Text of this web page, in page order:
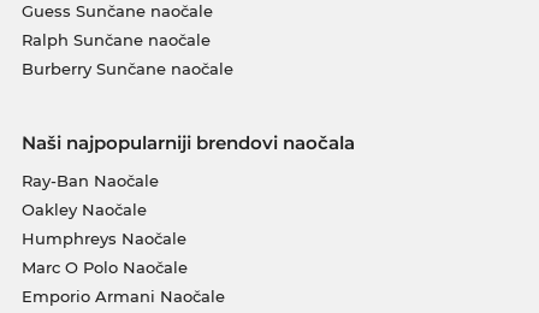
Guess Sunčane naočale
Ralph Sunčane naočale
Burberry Sunčane naočale
Naši najpopularniji brendovi naočala
Ray-Ban Naočale
Oakley Naočale
Humphreys Naočale
Marc O Polo Naočale
Emporio Armani Naočale